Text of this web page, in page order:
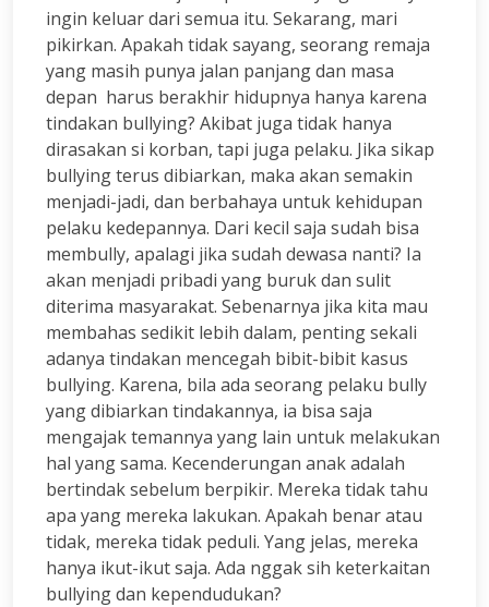
ingin keluar dari semua itu. Sekarang, mari
pikirkan. Apakah tidak sayang, seorang remaja
yang masih punya jalan panjang dan masa
depan harus berakhir hidupnya hanya karena
tindakan bullying? Akibat juga tidak hanya
dirasakan si korban, tapi juga pelaku. Jika sikap
bullying terus dibiarkan, maka akan semakin
menjadi-jadi, dan berbahaya untuk kehidupan
pelaku kedepannya. Dari kecil saja sudah bisa
membully, apalagi jika sudah dewasa nanti? Ia
akan menjadi pribadi yang buruk dan sulit
diterima masyarakat. Sebenarnya jika kita mau
membahas sedikit lebih dalam, penting sekali
adanya tindakan mencegah bibit-bibit kasus
bullying. Karena, bila ada seorang pelaku bully
yang dibiarkan tindakannya, ia bisa saja
mengajak temannya yang lain untuk melakukan
hal yang sama. Kecenderungan anak adalah
bertindak sebelum berpikir. Mereka tidak tahu
apa yang mereka lakukan. Apakah benar atau
tidak, mereka tidak peduli. Yang jelas, mereka
hanya ikut-ikut saja. Ada nggak sih keterkaitan
bullying dan kependudukan?